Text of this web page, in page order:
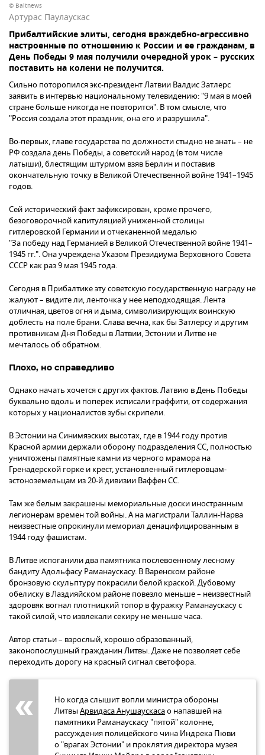
© Baltnews
Артурас Паулаускас
Прибалтийские элиты, сегодня враждебно-агрессивно
настроенные по отношению к России и ее гражданам, в
День Победы 9 мая получили очередной урок – русских
поставить на колени не получится.
Сильно поторопился экс-президент Латвии Валдис Затлерс
заявить в интервью национальному телевидению: "9 мая в моей
стране больше никогда не повторится". В том смысле, что
"Россия создала этот праздник, она его и разрушила".
Во-первых, главе государства по должности стыдно не знать – не
РФ создала день Победы, а советский народ (в том числе
латыши), блестящим штурмом взяв Берлин и поставив
окончательную точку в Великой Отечественной войне 1941–1945
годов.
Сей исторический факт зафиксирован, кроме прочего,
безоговорочной капитуляцией униженной столицы
гитлеровской Германии и отчеканенной медалью
"За победу над Германией в Великой Отечественной войне 1941–
1945 гг.". Она учреждена Указом Президиума Верховного Совета
СССР как раз 9 мая 1945 года.
Сегодня в Прибалтике эту советскую государственную награду не
жалуют – видите ли, ленточка у нее неподходящая. Лента
отличная, цветов огня и дыма, символизирующих воинскую
доблесть на поле брани. Слава вечна, как бы Затлерсу и другим
противникам Дня Победы в Латвии, Эстонии и Литве не
мечталось об обратном.
Плохо, но справедливо
Однако начать хочется с других фактов. Латвию в День Победы
буквально вдоль и поперек исписали граффити, от содержания
которых у националистов зубы скрипели.
В Эстонии на Синимяэских высотах, где в 1944 году против
Красной армии держали оборону подразделения СС, полностью
уничтожены памятные камни из черного мрамора на
Гренадерской горке и крест, установленный гитлеровцам-
эстоноземельцам из 20-й дивизии Ваффен СС.
Там же белым закрашены мемориальные доски иностранным
легионерам времен той войны. А на магистрали Таллин-Нарва
неизвестные опрокинули мемориал денацифицированным в
1944 году фашистам.
В Литве испоганили два памятника послевоенному лесному
бандиту Адольфасу Раманаускасу. В Варенском районе
бронзовую скульптуру покрасили белой краской. Дубовому
обелиску в Лаздияйском районе повезло меньше – неизвестный
здоровяк вогнал плотницкий топор в фуражку Раманаускасу с
такой силой, что извлекали секиру не меньше часа.
Автор статьи – взрослый, хорошо образованный,
законопослушный гражданин Литвы. Даже не позволяет себе
переходить дорогу на красный сигнал светофора.
Но когда слышит вопли министра обороны
Литвы Арвидаса Анушаускасао напавшей на
памятники Раманаускасу "пятой" колонне,
рассуждения полицейского чина Индрека Пюви
о "врагах Эстонии" и проклятия директора музея